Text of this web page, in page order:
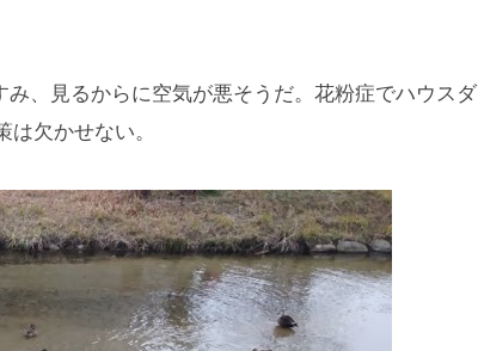
、見るからに空気が悪そうだ。花粉症でハウスダ
欠かせない。